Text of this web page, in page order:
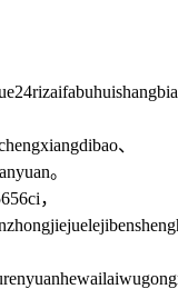
、
。
，